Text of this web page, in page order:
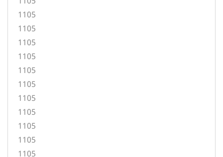
1105
1105
1105
1105
1105
1105
1105
1105
1105
1105
1105